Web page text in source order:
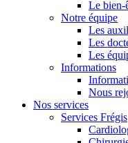
Le bien-
Notre équipe
Les
Les
Les
Informations
Nous
Nos services
Services Frégis